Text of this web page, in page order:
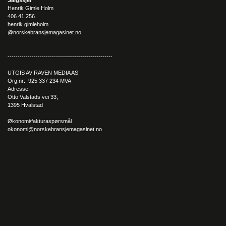
– Vi er inne i en ny æra nå, og vi ønsker at folk skal vite om
oss. Vi skal bli den foretrukne leverandøren, og vi skal jobbe
hardt for å bli kjente i markedet, konstaterer Morten Albær
avslutningsvis.
Henrik Gimle Holm
406 41 256
henrik.gimleholm
@norskebransjemagasinet.no
----------------------------------------------------
UTGIS AV RAVEN MEDIA AS
Org.nr: 925 337 234 MVA
Adresse:
Otto Valstads vei 33,
1395 Hvalstad
Økonomi/fakturaspørsmål
okonomi@norskebransjemagasinet.no